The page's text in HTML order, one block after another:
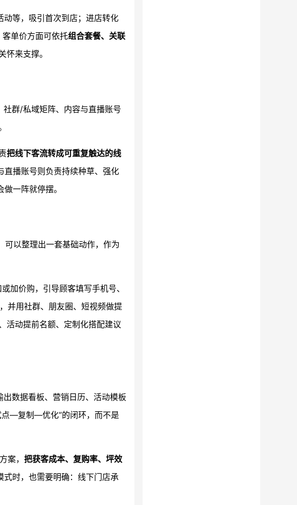
动等，吸引首次到店；进店转化
客单价方面可依托组合套餐、关联
来支撑。
社群/私域矩阵、内容与直播账号
把线下客流转成可重复触达的线
直播账号则负责持续种草、强化
一阵就停摆。
可以整理出一套基础动作，作为
加价购，引导顾客填写手机号、
并用社群、朋友圈、短视频做提
活动提前名额、定制化搭配建议
数据看板、营销日历、活动模板
点—复制—优化”的闭环，而不是
案， 把获客成本、复购率、坪效
时，也需要明确：线下门店承